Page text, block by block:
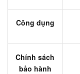
Công dụng
Chính sách
bảo hành